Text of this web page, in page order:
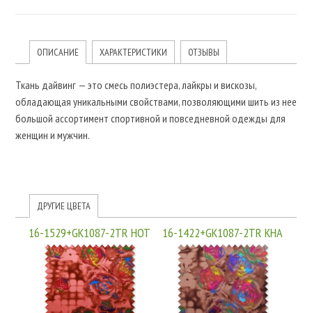
ОПИСАНИЕ ХАРАКТЕРИСТИКИ ОТЗЫВЫ
Ткань дайвинг — это смесь полиэстера, лайкры и вискозы,
обладающая уникальными свойствами, позволяющими шить из нее
большой ассортимент спортивной и повседневной одежды для
женщин и мужчин.
ДРУГИЕ ЦВЕТА
16-1529+GK1087-2TR HOT 16-1422+GK1087-2TR KHA